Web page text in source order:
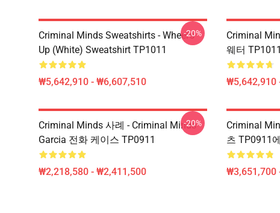
Criminal Minds Sweatshirts - Wheel's
Up (White) Sweatshirt TP1011
₩5,642,910 - ₩6,607,510
-20%
Criminal
웨터
₩5,642,910
Criminal Minds 사례 - Criminal Minds -
Garcia 전화 케이스 TP0911
₩2,218,580 - ₩2,411,500
-20%
Criminal
츠 TP0911
₩3,651,700